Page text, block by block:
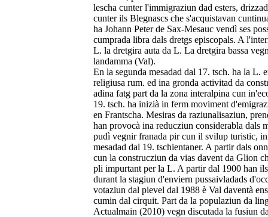
lescha cunter l'immigraziun dad esters,
cunter ils Blegnascs che s'acquistavan
ha Johann Peter de Sax-Mesauc vendì ses
cumprada libra dals dretgs episcopals. A
L. la dretgira auta da L. La dretgira bassa
landamma (Val).
En la segunda mesadad dal 17. tsch. ha la L.
religiusa rum. ed ina gronda activitad da
adina fatg part da la zona interalpina cun
19. tsch. ha inizià in ferm moviment
en Frantscha. Mesiras da raziunalisaziun,
han provocà ina reducziun considerabla dals
pudì vegnir franada pir cun il svilup turistic,
mesadad dal 19. tschientaner. A partir dals
cun la construcziun da vias davent da Glion
pli impurtant per la L. A partir dal 1900 han
durant la stagiun d'enviern pussaivladads
votaziun dal pievel dal 1988 è Val daventà
cumin dal cirquit. Part da la populaziun da
Actualmain (2010) vegn discutada la fusiun